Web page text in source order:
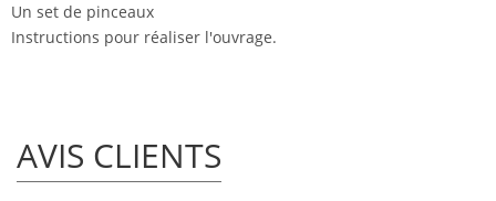
Un set de pinceaux
Instructions pour réaliser l'ouvrage.
AVIS CLIENTS